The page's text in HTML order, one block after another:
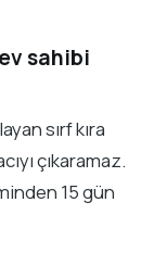
sahibi
sırf kıra
çıkaramaz.
15 gün